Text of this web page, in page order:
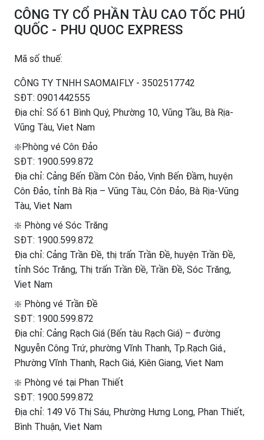
CÔNG TY CỔ PHẦN TÀU CAO TỐC PHÚ
QUỐC - PHU QUOC EXPRESS
Mã số thuế:
CÔNG TY TNHH SAOMAIFLY - 3502517742
SĐT: 0901442555
Địa chỉ: Số 61 Bình Quý, Phường 10, Vũng Tầu, Bà Rịa-
Vũng Tàu, Viet Nam
❇️Phòng vé Côn Đảo
SĐT: 1900.599.872
Địa chỉ: Cảng Bến Đầm Côn Đảo, Vịnh Bến Đầm, huyện
Côn Đảo, tỉnh Bà Rịa – Vũng Tàu, Côn Đảo, Bà Rịa-Vũng
Tàu, Viet Nam
❇️ Phòng vé Sóc Trăng
SĐT: 1900.599.872
Địa chỉ: Cảng Trần Đề, thị trấn Trần Đề, huyện Trần Đề,
tỉnh Sóc Trăng, Thị trấn Trần Đề, Trần Đề, Sóc Trăng,
Viet Nam
❇️ Phòng vé Trần Đề
SĐT: 1900.599.872
Địa chỉ: Cảng Rạch Giá (Bến tàu Rạch Giá) – đường
Nguyễn Công Trứ, phường Vĩnh Thanh, Tp.Rạch Giá.,
Phường Vĩnh Thanh, Rạch Giá, Kiên Giang, Viet Nam
❇️ Phòng vé tại Phan Thiết
SĐT: 1900.599.872
Địa chỉ: 149 Võ Thị Sáu, Phường Hưng Long, Phan Thiết,
Bình Thuận, Viet Nam